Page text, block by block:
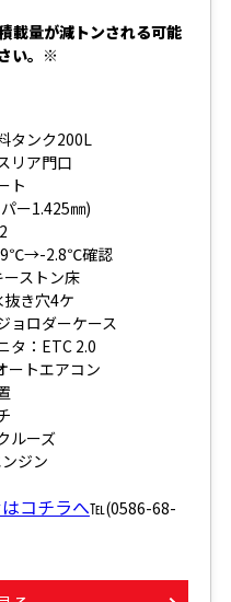
載量が減トンされる可能
い。※
タンク200L
リア門口
ト
ー1.425㎜)
2.8℃確認
ストン床
き穴4ケ
ョロダーケース
タ：ETC 2.0
トエアコン
ルーズ
ジン
コチラへ℡(0586-68-